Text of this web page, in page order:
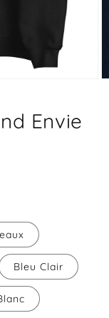
Envie
Bleu Clair